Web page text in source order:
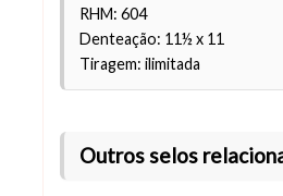
RHM: 604
Denteação: 11½ x 11
Tiragem: ilimitada
Outros selos